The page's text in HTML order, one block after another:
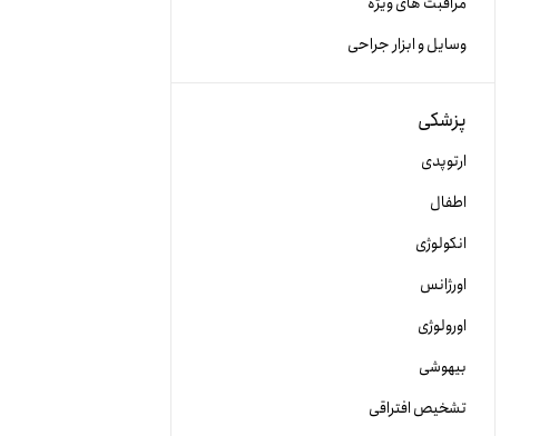
وسایل و ابزار جراحی
پزشکی
ارتوپدی
اطفال
انکولوژی
اورژانس
اورولوژی
بیهوشی
تشخیص افتراقی